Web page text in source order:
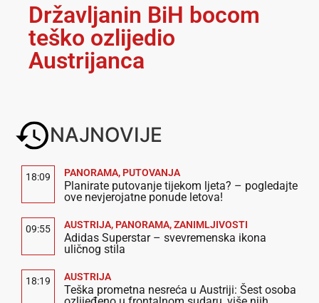
Državljanin BiH bocom
teško ozlijedio
Austrijanca
NAJNOVIJE
18:09 PANORAMA, PUTOVANJA
Planirate putovanje tijekom ljeta? – pogledajte
ove nevjerojatne ponude letova!
09:55 AUSTRIJA, PANORAMA,ZANIMLJIVOSTI
Adidas Superstar – svevremenska ikona
uličnog stila
18:19 AUSTRIJA
Teška prometna nesreća u Austriji: Šest osoba